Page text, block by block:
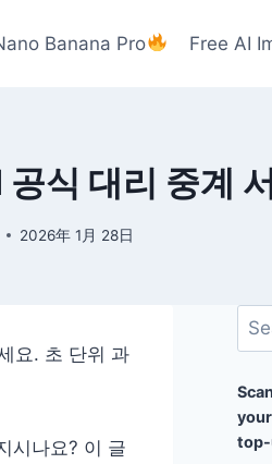
Banana Pro Free AI
식 대리 중계
2026年 1月 28日
요. 초 단위 과
시나요? 이 글
검
색